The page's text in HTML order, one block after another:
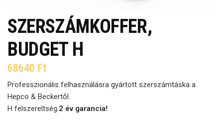
SZERSZÁMKOFFER,
BUDGET H
68640 Ft
Professzionális felhasználásra gyártott szerszámtáska a
Hepco & Beckertől.
H felszereltség.2 év garancia!